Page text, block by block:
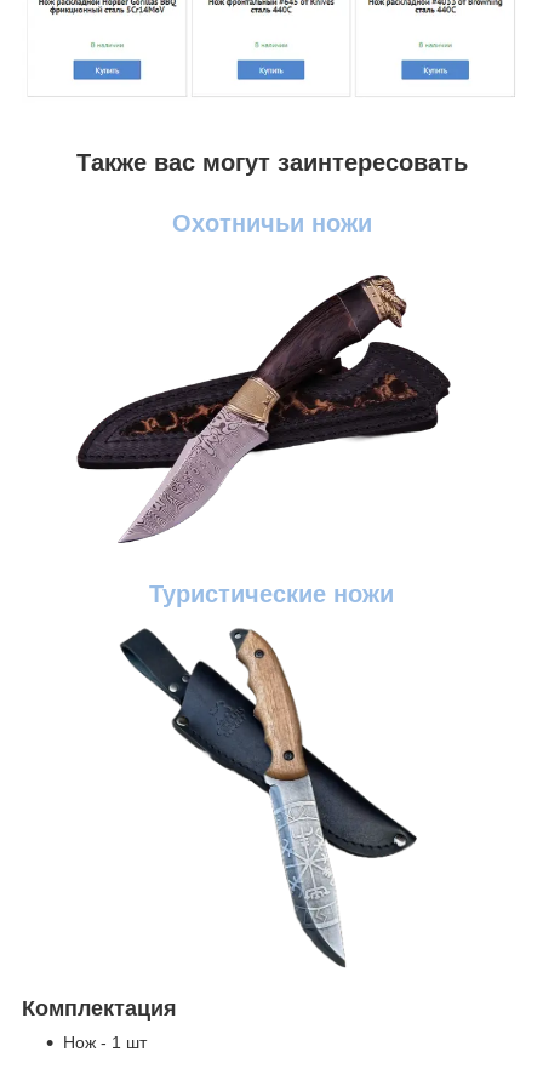
Также вас могут заинтересовать
Охотничьи ножи
Туристические ножи
Комплектация
Нож - 1 шт